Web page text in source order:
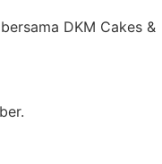
DKM Cakes &